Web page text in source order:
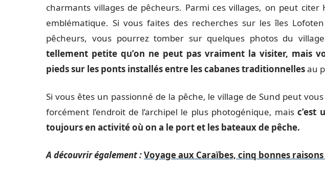
charmants villages de pêcheurs. Parmi ces villages, on peut citer
emblématique. Si vous faites des recherches sur les îles
pêcheurs, vous pourrez tomber sur quelques photos du
tellement petite qu’on ne peut pas vraiment la visiter, mais
pieds sur les ponts installés entre les cabanes traditionnellesau
Si vous êtes un passionné de la pêche, le village de Sund peut vous
forcément l’endroit de l’archipel le plus photogénique, maisc’est
toujours en activité où on a le port et les bateaux de pêche.
A découvrir également :Voyage aux Caraïbes, cinq bonnes